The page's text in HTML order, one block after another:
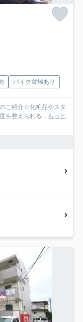
バイク置場あり
ご紹介☆化粧品やスタ
を整えられる...
もっと